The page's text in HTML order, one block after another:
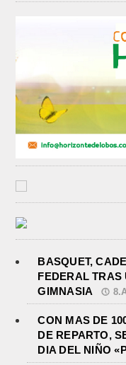
BASQUET,
FEDERAL TRAS
GIMNASIA
CON MAS DE
DE REPARTO,
DIA DEL NIÑO